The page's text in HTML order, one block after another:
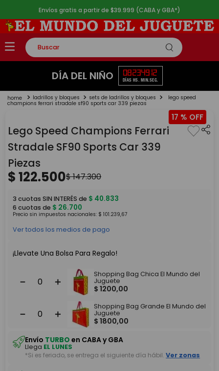
Envíos gratis a partir de $39.999 (CABA y GBA*)
Buscar
TÉRMINOS MÁS BUSCADOS
2.
lego
4.
monopatin
5. toy story
DÍA DEL NIÑO 08
DÍAS
23
HS.
49
MIN.
12
SEG.
ladrillos y bloques sets de ladrillos y bloques lego speed
champions ferrari stradale sf90 sports car 339 piezas
17 %
Lego Speed Champions Ferrari
Stradale SF90 Sports Car 339
Piezas
$122.500$147.300
3 cuotas SIN INTERÉS de $ 40.833
6 cuotas de $ 26.700
Precio sin impuestos nacionales: $ 101.239,67
Ver todos los medios de pago
¡Llevate Una Bolsa Para Regalo!
＋
－
Shopping Bag Chica El Mundo del
Juguete
$ 1200,00
＋
－
Shopping Bag Grande El Mundo del
Juguete
$ 1800,00
Envío TURBO en CABA y GBA
Llega EL LUNES
*Si es feriado, se entrega el siguiente día hábil. Ver zonas